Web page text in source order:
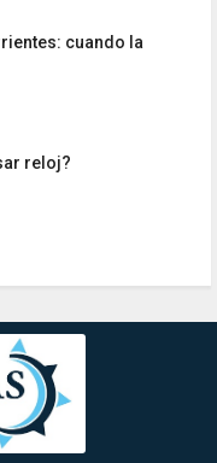
cuando la
reloj?